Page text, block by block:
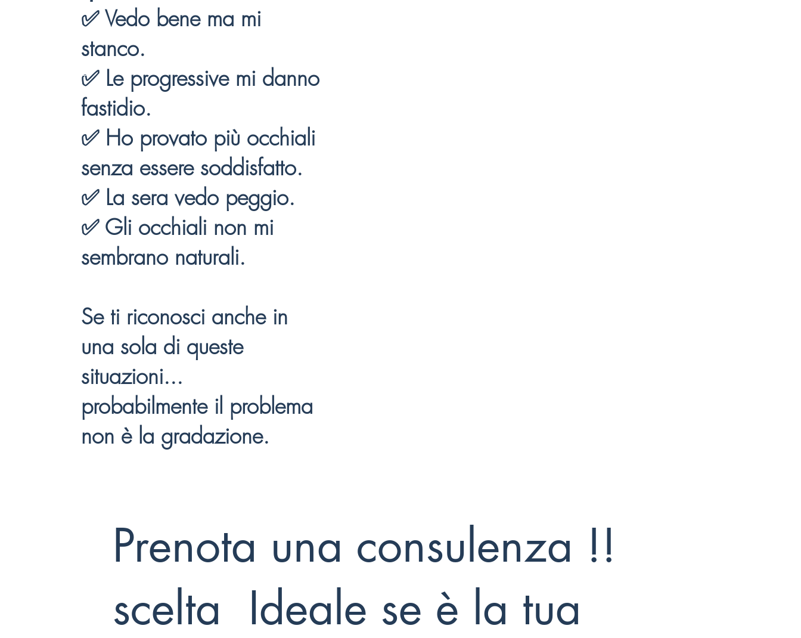
✅ Vedo bene ma mi
stanco.
✅ Le progressive mi danno
fastidio.
✅ Ho provato più occhiali
senza essere soddisfatto.
✅ La sera vedo peggio.
✅ Gli occhiali non mi
sembrano naturali.
Se ti riconosci anche in
una sola di queste
situazioni...
probabilmente il problema
non è la gradazione.
Prenota una consulenza !!
scelta Ideale se è la tua